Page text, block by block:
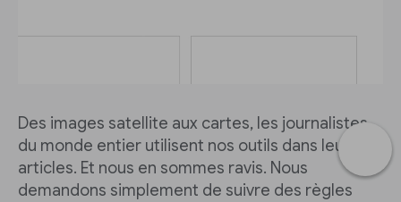
Des images satellite aux cartes, les journalistes
du monde entier utilisent nos outils dans leurs
articles. Et nous en sommes ravis. Nous
demandons simplement de suivre des règles